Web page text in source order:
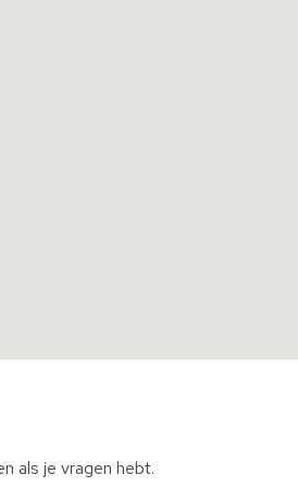
als je vragen hebt.